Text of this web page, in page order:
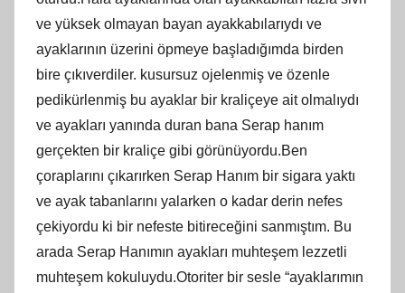
ve yüksek olmayan bayan ayakkabılarıydı ve
ayaklarının üzerini öpmeye başladığımda birden
bire çıkıverdiler. kusursuz ojelenmiş ve özenle
pedikürlenmiş bu ayaklar bir kraliçeye ait olmalıydı
ve ayakları yanında duran bana Serap hanım
gerçekten bir kraliçe gibi görünüyordu.Ben
çoraplarını çıkarırken Serap Hanım bir sigara yaktı
ve ayak tabanlarını yalarken o kadar derin nefes
çekiyordu ki bir nefeste bitireceğini sanmıştım. Bu
arada Serap Hanımın ayakları muhteşem lezzetli
muhteşem kokuluydu.Otoriter bir sesle “ayaklarımın